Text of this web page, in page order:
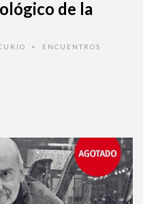
de la
•
ENCUENTROS